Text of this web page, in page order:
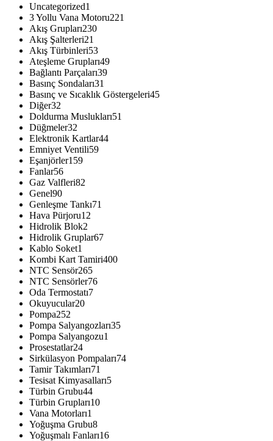
Uncategorized1
3 Yollu Vana Motoru221
Akış Grupları230
Akış Şalterleri21
Akış Türbinleri53
Ateşleme Grupları49
Bağlantı Parçaları39
Basınç Sondaları31
Basınç ve Sıcaklık Göstergeleri45
Diğer32
Doldurma Muslukları51
Düğmeler32
Elektronik Kartlar44
Emniyet Ventili59
Eşanjörler159
Fanlar56
Gaz Valfleri82
Genel90
Genleşme Tankı71
Hava Pürjoru12
Hidrolik Blok2
Hidrolik Gruplar67
Kablo Soket1
Kombi Kart Tamiri400
NTC Sensör265
NTC Sensörler76
Oda Termostatı7
Okuyucular20
Pompa252
Pompa Salyangozları35
Pompa Salyangozu1
Prosestatlar24
Sirkülasyon Pompaları74
Tamir Takımları71
Tesisat Kimyasalları5
Türbin Grubu44
Türbin Grupları10
Vana Motorları1
Yoğuşma Grubu8
Yoğuşmalı Fanları16